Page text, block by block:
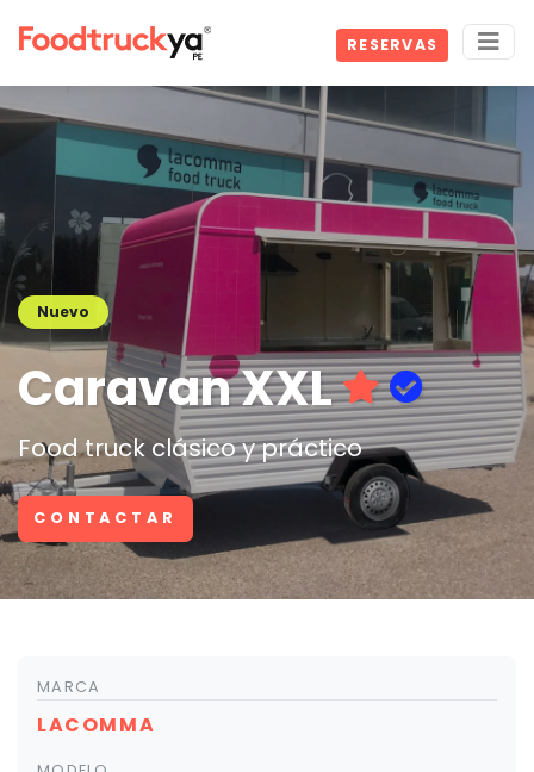
RESERVAS
Nuevo
Caravan XXL
Food truck clásico y práctico
CONTACTAR
MARCA
LACOMMA